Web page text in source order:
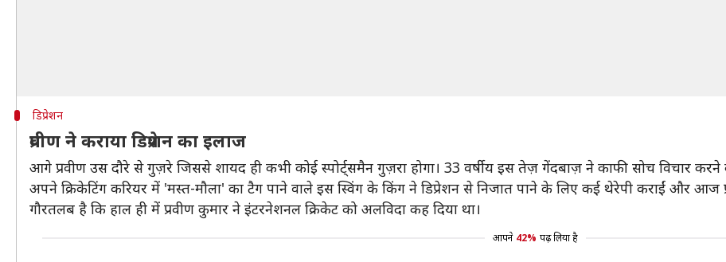
डिप्रेशन
प्रवीण ने कराया डिप्रेशन का इलाज
आगे प्रवीण उस दौरे से गुज़रे जिससे शायद ही कभी कोई स्पोर्ट्समैन गुज़रा होगा। 33 वर्षीय इस तेज़ गेंदबाज़ ने काफी सोच विचार
अपने क्रिकेटिंग करियर में 'मस्त-मौला' का टैग पाने वाले इस स्विंग के किंग ने डिप्रेशन से निजात पाने के लिए कई थेरेपी कराईं और आज
गौरतलब है कि हाल ही में प्रवीण कुमार ने इंटरनेशनल क्रिकेट को अलविदा कह दिया था।
आपने 42% पढ़ लिया है